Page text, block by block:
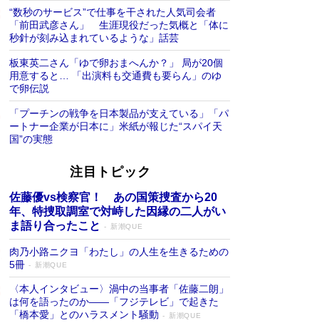
“数秒のサービス”で仕事を干された人気司会者
「前田武彦さん」 生涯現役だった気概と「体に
秒針が刻み込まれているような」話芸
板東英二さん「ゆで卵おまへんか？」 局が20個
用意すると… 「出演料も交通費も要らん」のゆ
で卵伝説
「プーチンの戦争を日本製品が支えている」「パ
ートナー企業が日本に」米紙が報じた“スパイ天
国”の実態
注目トピック
佐藤優vs検察官！ あの国策捜査から20
年、特捜取調室で対峙した因縁の二人がい
ま語り合ったこと
新潮QUE
肉乃小路ニクヨ「わたし」の人生を生きるための
5冊
新潮QUE
〈本人インタビュー〉渦中の当事者「佐藤二朗」
は何を語ったのか――「フジテレビ」で起きた
「橋本愛」とのハラスメント騒動
新潮QUE